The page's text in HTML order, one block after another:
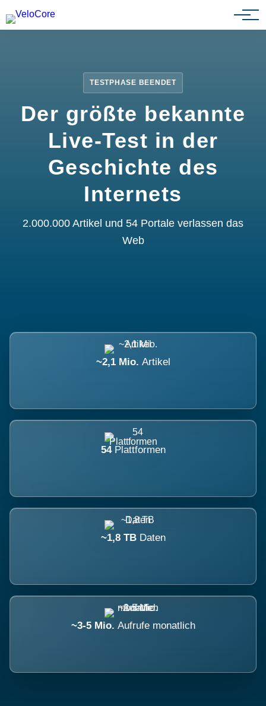
Partnerprogramm
TESTPHASE BEENDET
Der größte bekannte
Live-Test in der
Geschichte des
Internets
2.000.000 Artikel und 54 Portale verlassen das
Web
~2,1 Mio. Artikel
54 Plattformen
~1,8 TB Daten
~3-5 Mio. Aufrufe monatlich